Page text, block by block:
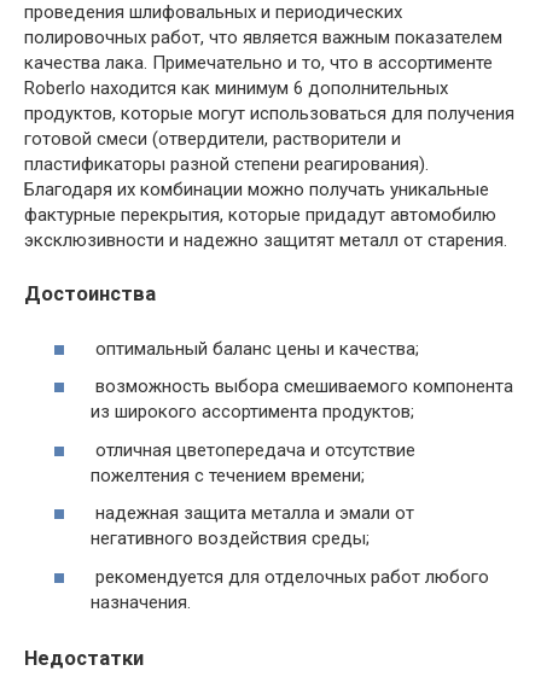
проведения шлифовальных и периодических
полировочных работ, что является важным показателем
качества лака. Примечательно и то, что в ассортименте
Roberlo находится как минимум 6 дополнительных
продуктов, которые могут использоваться для получения
готовой смеси (отвердители, растворители и
пластификаторы разной степени реагирования).
Благодаря их комбинации можно получать уникальные
фактурные перекрытия, которые придадут автомобилю
эксклюзивности и надежно защитят металл от старения.
Достоинства
оптимальный баланс цены и качества;
возможность выбора смешиваемого компонента
из широкого ассортимента продуктов;
отличная цветопередача и отсутствие
пожелтения с течением времени;
надежная защита металла и эмали от
негативного воздействия среды;
рекомендуется для отделочных работ любого
назначения.
Недостатки